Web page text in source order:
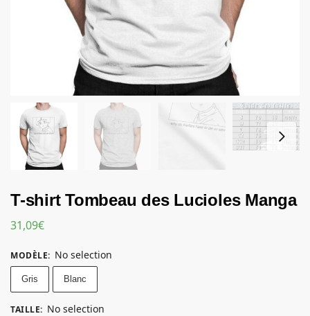
T-shirt Tombeau des Lucioles Manga
31,09€
MODÈLE: No selection
Gris Blanc
TAILLE: No selection